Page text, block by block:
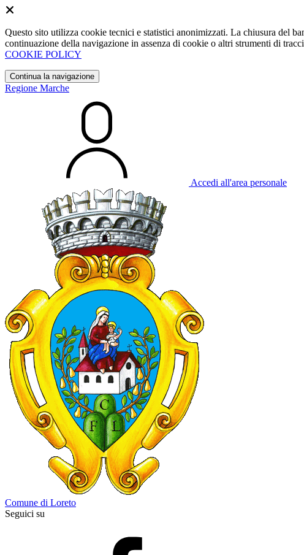
Questo sito utilizza cookie tecnici e statistici anonimizzati. La chiusura del
continuazione della navigazione in assenza di cookie o altri strumenti di
COOKIE POLICY
Continua la navigazione
Regione Marche
Accedi all'area personale
Comune di Loreto
Seguici su